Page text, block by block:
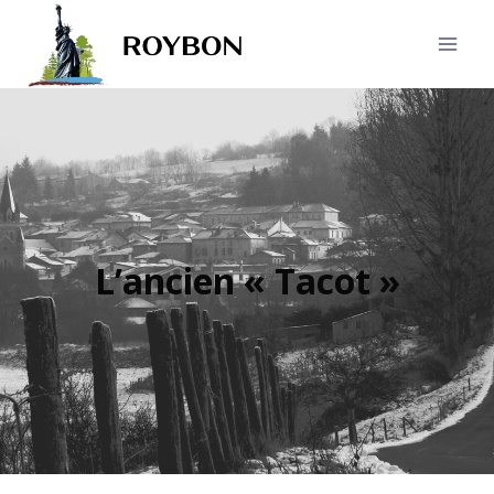
L’ancien « Tacot »